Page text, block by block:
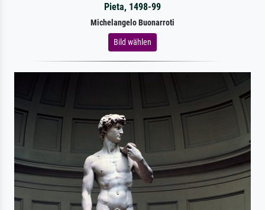
Pieta, 1498-99
Michelangelo Buonarroti
Bild wählen